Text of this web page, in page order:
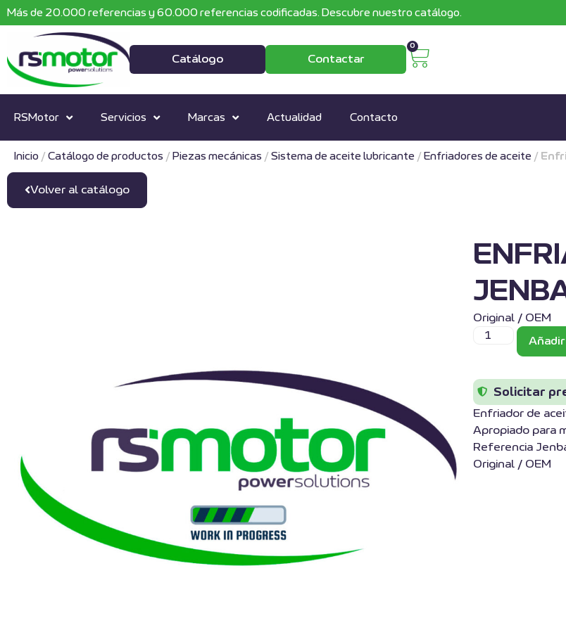
Más de 20.000 referencias y 60.000 referencias codificadas. Descubre nuestro catálogo.
Catálogo Contactar
0
RSMotor Servicios Marcas Actualidad Contacto
Inicio / Catálogo de productos / Piezas mecánicas / Sistema de aceite lubricante / Enfriadores de aceite /
Volver al catálogo
Original / OEM
Solicitar
Enfriador de
Apropiado para
Referencia
Original / OEM